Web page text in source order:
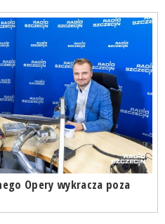
Opery wykracza poza